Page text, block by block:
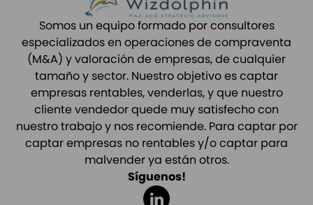
Somos un equipo formado por consultores
especializados en operaciones de compraventa
(M&A) y valoración de empresas, de cualquier
tamaño y sector. Nuestro objetivo es captar
empresas rentables, venderlas, y que nuestro
cliente vendedor quede muy satisfecho con
nuestro trabajo y nos recomiende. Para captar por
captar empresas no rentables y/o captar para
malvender ya están otros.
Síguenos!